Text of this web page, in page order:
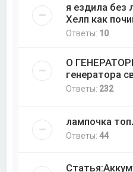
я ездила без
Хелп как
Ответы: 10
О
генератора
Ответы: 232
лампочка
Ответы:44